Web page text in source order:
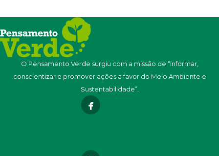
O Pensamento Verde surgiu com a missão de “informar,
conscientizar e promover ações a favor do Meio Ambiente e
Sustentabilidade”.